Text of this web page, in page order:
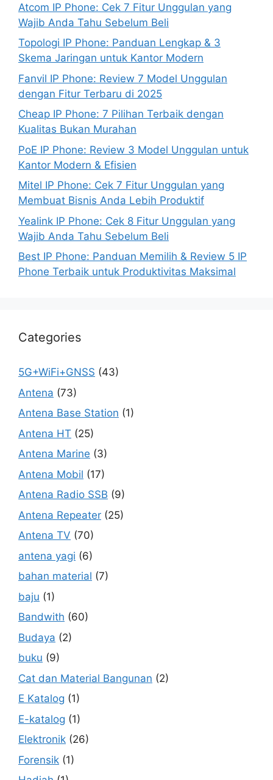
Atcom IP Phone: Cek 7 Fitur Unggulan yang
Wajib Anda Tahu Sebelum Beli
Topologi IP Phone: Panduan Lengkap & 3
Skema Jaringan untuk Kantor Modern
Fanvil IP Phone: Review 7 Model Unggulan
dengan Fitur Terbaru di 2025
Cheap IP Phone: 7 Pilihan Terbaik dengan
Kualitas Bukan Murahan
PoE IP Phone: Review 3 Model Unggulan untuk
Kantor Modern & Efisien
Mitel IP Phone: Cek 7 Fitur Unggulan yang
Membuat Bisnis Anda Lebih Produktif
Yealink IP Phone: Cek 8 Fitur Unggulan yang
Wajib Anda Tahu Sebelum Beli
Best IP Phone: Panduan Memilih & Review 5 IP
Phone Terbaik untuk Produktivitas Maksimal
Categories
5G+WiFi+GNSS (43)
Antena (73)
Antena Base Station (1)
Antena HT (25)
Antena Marine (3)
Antena Mobil (17)
Antena Radio SSB (9)
Antena Repeater (25)
Antena TV (70)
antena yagi (6)
bahan material (7)
baju (1)
Bandwith (60)
Budaya (2)
buku (9)
Cat dan Material Bangunan (2)
E Katalog (1)
E-katalog (1)
Elektronik (26)
Forensik (1)